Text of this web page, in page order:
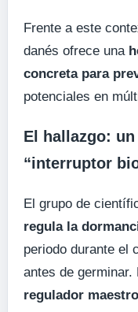
Frente a este
danés ofrece una
concreta para
potenciales en
El hallazgo:
“interruptor
El grupo de
regula la
periodo durante el
antes de
regulador